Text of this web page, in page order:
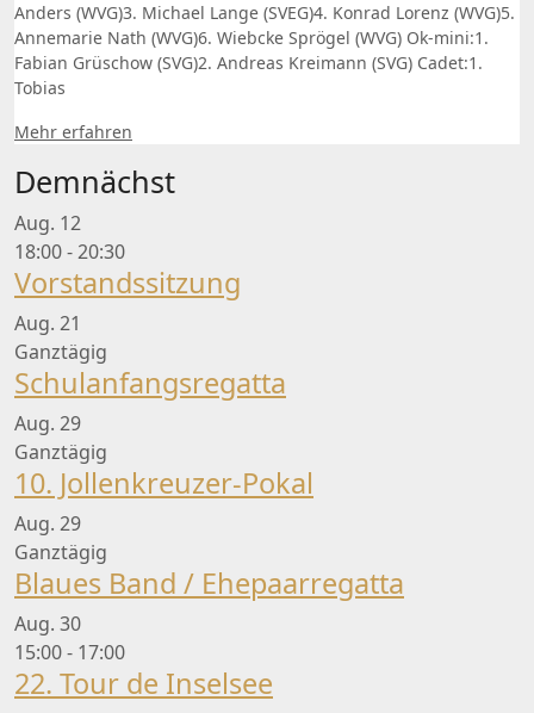
Anders (WVG)3. Michael Lange (SVEG)4. Konrad Lorenz (WVG)5.
Annemarie Nath (WVG)6. Wiebcke Sprögel (WVG) Ok-mini:1.
Fabian Grüschow (SVG)2. Andreas Kreimann (SVG) Cadet:1.
Tobias
Mehr erfahren
Demnächst
Aug. 12
18:00-20:30
Vorstandssitzung
Aug. 21
Ganztägig
Schulanfangsregatta
Aug. 29
Ganztägig
10. Jollenkreuzer-Pokal
Aug. 29
Ganztägig
Blaues Band / Ehepaarregatta
Aug. 30
15:00- 17:00
22. Tour de Inselsee